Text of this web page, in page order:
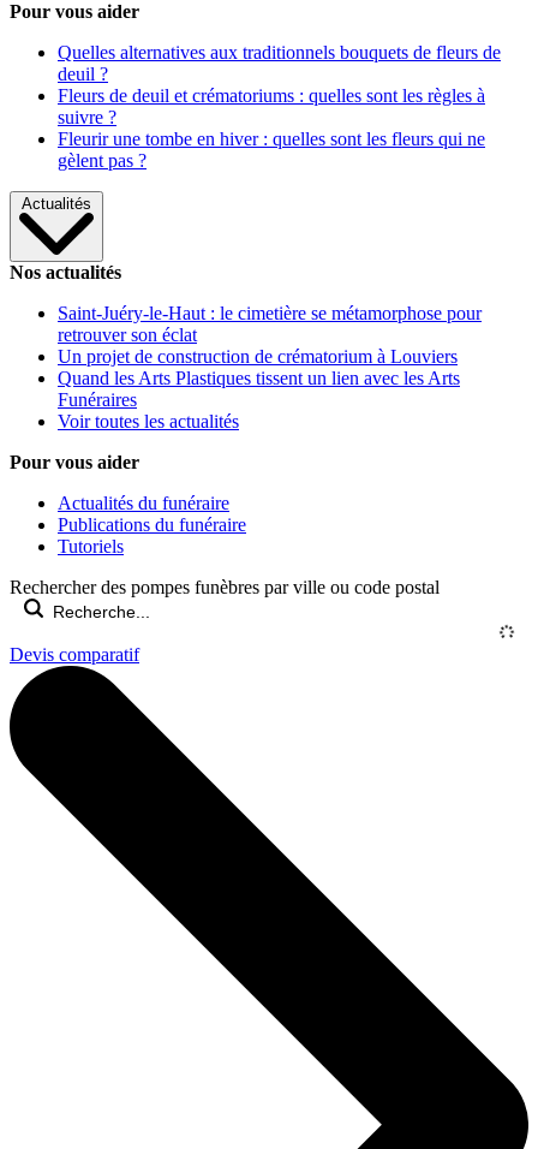
Pour vous aider
Quelles alternatives aux traditionnels bouquets de fleurs de
deuil ?
Fleurs de deuil et crématoriums : quelles sont les règles à
suivre ?
Fleurir une tombe en hiver : quelles sont les fleurs qui ne
gèlent pas ?
Actualités
Nos actualités
Saint-Juéry-le-Haut : le cimetière se métamorphose pour
retrouver son éclat
Un projet de construction de crématorium à Louviers
Quand les Arts Plastiques tissent un lien avec les Arts
Funéraires
Voir toutes les actualités
Pour vous aider
Actualités du funéraire
Publications du funéraire
Tutoriels
Rechercher des pompes funèbres par ville ou code postal
Devis comparatif